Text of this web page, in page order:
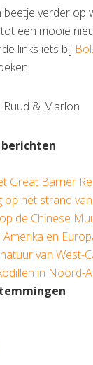
verder op
een mooie
links iets bij
Ruud & Marlon
Great Barrier
op het strand
de Chinese
en
van West-
in Noord-